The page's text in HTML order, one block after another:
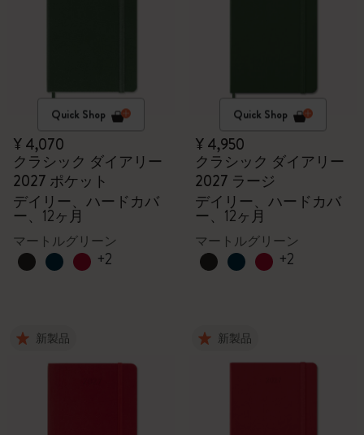
Quick Shop
¥ 4,070
クラシック ダイアリー
2027 ポケット
デイリー、ハードカバ
ー、12ヶ月
マートルグリーン
+2
Quick Shop
¥ 4,950
クラシック ダイアリー
2027 ラージ
デイリー、ハードカバ
ー、12ヶ月
マートルグリーン
+2
新製品 新製品